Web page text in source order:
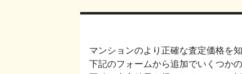
マンションのより正確な査定価格を
下記のフォームから追加でいくつか